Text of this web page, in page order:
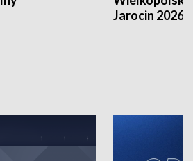
Jarocin 2026